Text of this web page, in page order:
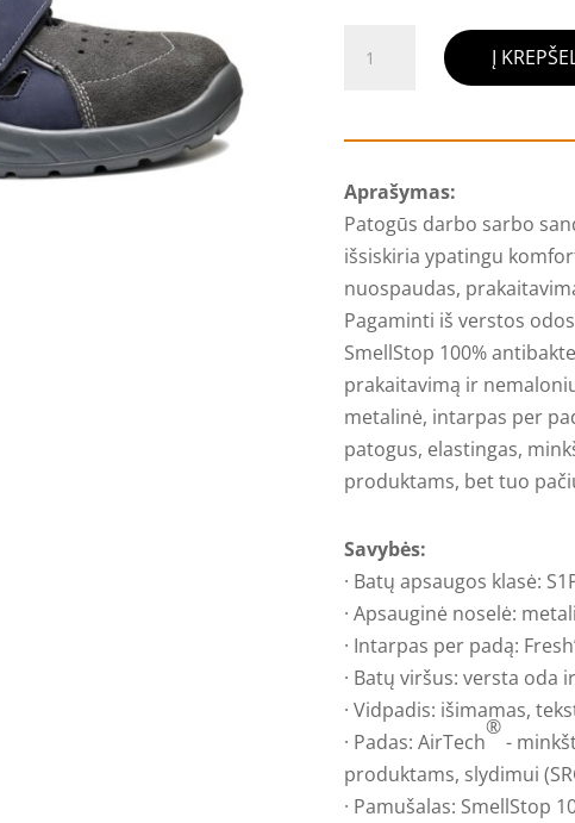
kiekis:
sandalai
173
CENTRL
S1P
SRC
Į
Aprašymas:
Patogūs darbo sarbo
išsiskiria ypatingu
nuospaudas,
Pagaminti iš verstos
SmellStop 100%
prakaitavimą ir
metalinė, intarpas per
patogus, elastingas,
produktams, bet tuo
Savybės:
· Batų apsaugos klasė:
· Apsauginė noselė:
· Intarpas per padą:
· Batų viršus: versta oda
· Vidpadis: išimamas,
· Padas: AirTech
®
-
produktams, slydimui
· Pamušalas: SmellStop